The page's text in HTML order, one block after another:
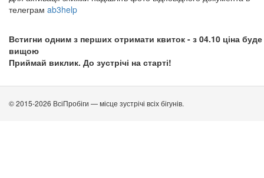
телеграм ab3help
Встигни одним з перших отримати квиток - з 04.10 ціна буде
вищою
Приймай виклик. До зустрічі на старті!
© 2015-2026 ВсіПробіги — місце зустрічі всіх бігунів.